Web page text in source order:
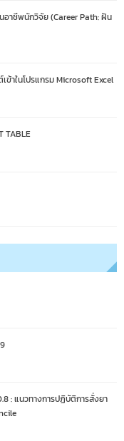
นอาชีพนักวิจัย (Career Path: ฝัน
ข้าในโปรแกรม Microsoft Excel
TABLE
: แนวทางการปฏิบัติการสั่งยา